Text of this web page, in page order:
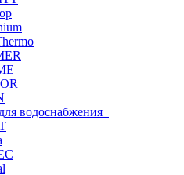
водоснабжения